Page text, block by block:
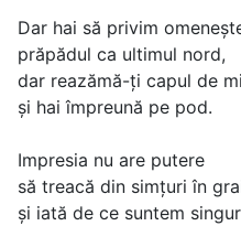
Dar hai să privim
prăpădul ca ultimul nord,
dar reazămă-ți capul de
și hai împreună pe pod.
Impresia nu are putere
să treacă din simțuri în
și iată de ce suntem